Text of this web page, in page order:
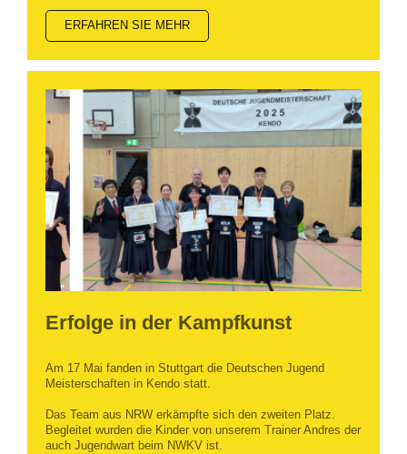
ERFAHREN SIE MEHR
Erfolge in der Kampfkunst
Am 17 Mai fanden in Stuttgart die Deutschen Jugend
Meisterschaften in Kendo statt.
Das Team aus NRW erkämpfte sich den zweiten Platz.
Begleitet wurden die Kinder von unserem Trainer Andres der
auch Jugendwart beim NWKV ist.